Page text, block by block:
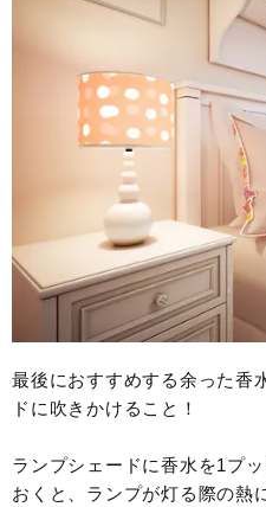
最後におすすめする余った香
ドに吹きかけること！
ランプシェードに香水を1プ
おくと、ランプが灯る際の熱